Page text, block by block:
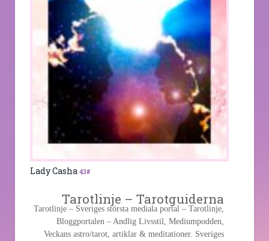
Lady Casha 43#
Tarotlinje – Tarotguiderna
Tarotlinje – Sveriges största mediala portal – Tarotlinje,
Bloggportalen – Andlig Livsstil, Mediumpodden,
Veckans astro/tarot, artiklar & meditationer. Sveriges